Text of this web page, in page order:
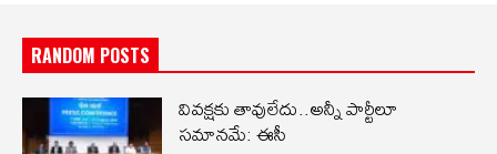
RANDOM POSTS
వివక్షకు తావులేదు..అన్నీ పార్టీలూ
సమానమే: ఈసీ